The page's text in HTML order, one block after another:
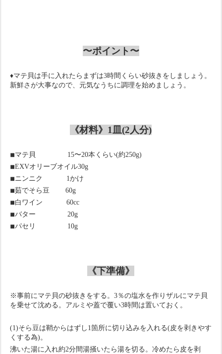
〜ポイント〜
♦マテ貝は手に入れたらまずは3時間くらい砂抜きをしましょう。
新鮮さが大事なので、元気なうちに調理を始めましょう。
《材料》1皿(2人分)
◾マテ貝 15〜20本くらい(約250g)
◾EXVオリーブオイル30g
◾ニンニク 1かけ
◾茹でそら豆
60g
◾白ワイン
60cc
◾バター
20g
◾パセリ 10g
《下準備》
※事前にマテ貝の砂抜きをする。3％の塩水を作りザルにマテ貝
を乗せて沈める。アルミや蓋で覆い3時間は置いておく。
(1)そら豆は鞘からはずし1箇所に切り込みを入れる(皮を剥きやす
くする為)。
沸いた湯に入れ約2分間湯掻いたら湯を切る。冷めたら皮を剥